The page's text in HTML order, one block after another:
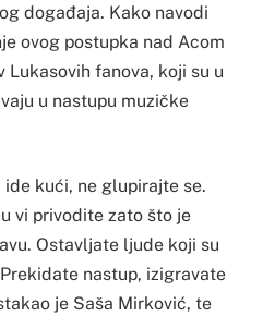
događaja. Kako navodi
ovog postupka nad Acom
Lukasovih fanova, koji su u
u nastupu muzičke
kući, ne glupirajte se.
vi privodite zato što je
Ostavljate ljude koji su
nastup, izigravate
je Saša Mirković, te